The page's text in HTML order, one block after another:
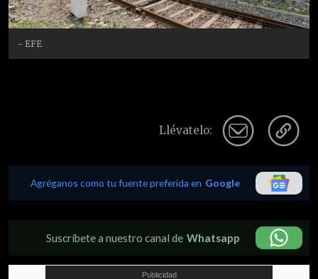
- EFE
Llévatelo:
Agréganos como tu fuente preferida en Google
Suscríbete a nuestro canal de Whatsapp